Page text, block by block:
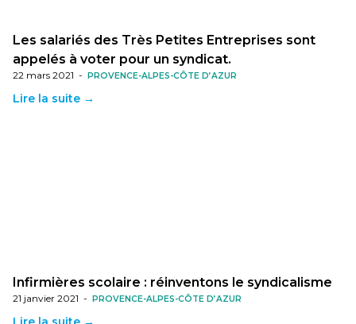
Les salariés des Très Petites Entreprises sont
appelés à voter pour un syndicat.
22 mars 2021 - PROVENCE-ALPES-CÔTE D’AZUR
Lire la suite →
Infirmières scolaire : réinventons le syndicalisme
21 janvier 2021 - PROVENCE-ALPES-CÔTE D’AZUR